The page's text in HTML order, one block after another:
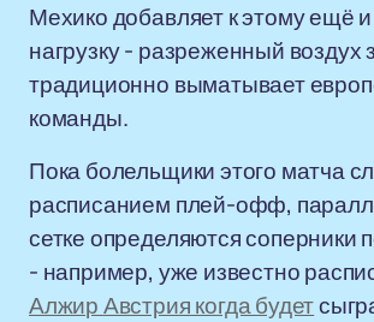
Мехико добавляет к этому ещё
нагрузку - разреженный воздух
традиционно выматывает
команды.
Пока болельщики этого матча
расписанием плей-офф,
сетке определяются соперники
- например, уже известно
Алжир Австрия когда будет